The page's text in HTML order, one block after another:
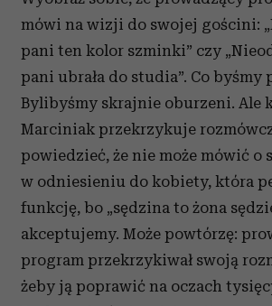
Partnerzy mogą połączyć te informacje
otrzymanymi od Ciebie lub
korzystania z ich usług.
mówi na wizji do swojej gościni:
pani ten kolor szminki” czy
pani ubrała do studia”. Co byśmy
Bylibyśmy skrajnie oburzeni. Ale
Marciniak przekrzykuje
powiedzieć, że nie może mówić o
w odniesieniu do kobiety, która
funkcję, bo „sędzina to żona
akceptujemy. Może powtórzę:
program przekrzykiwał swoją
żeby ją poprawić na oczach